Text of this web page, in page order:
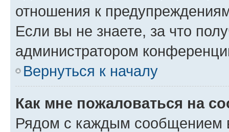
отношения к
Если вы не знаете, за что
администратором
Вернуться к началу
Как мне пожаловаться на
Рядом с каждым сообщением